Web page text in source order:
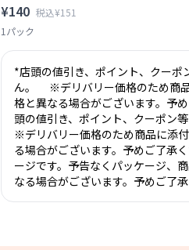
¥140 税込¥151
1パック
*店頭の値引き、ポイント、クーポ
ん。 ※デリバリー価格のため商
格と異なる場合がございます。予
頭の値引き、ポイント、クーポン
※デリバリー価格のため商品に添
る場合がございます。予めご了承
ージです。予告なくパッケージ、
なる場合がございます。予めご了承